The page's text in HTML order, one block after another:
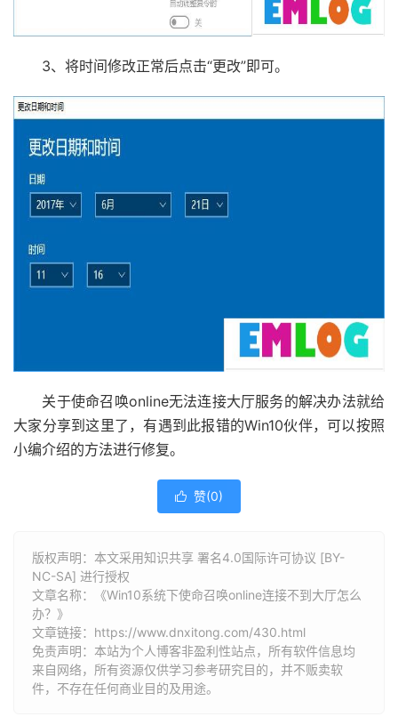
3、将时间修改正常后点击“更改”即可。
关于使命召唤online无法连接大厅服务的解决办法就给
大家分享到这里了，有遇到此报错的Win10伙伴，可以按照
小编介绍的方法进行修复。
 赞(0)
版权声明：本文采用知识共享 署名4.0国际许可协议 [BY-
NC-SA] 进行授权
文章名称：《Win10系统下使命召唤online连接不到大厅怎么
办？》
文章链接： https://www.dnxitong.com/430.html
免责声明：本站为个人博客非盈利性站点，所有软件信息均
来自网络，所有资源仅供学习参考研究目的，并不贩卖软
件，不存在任何商业目的及用途。